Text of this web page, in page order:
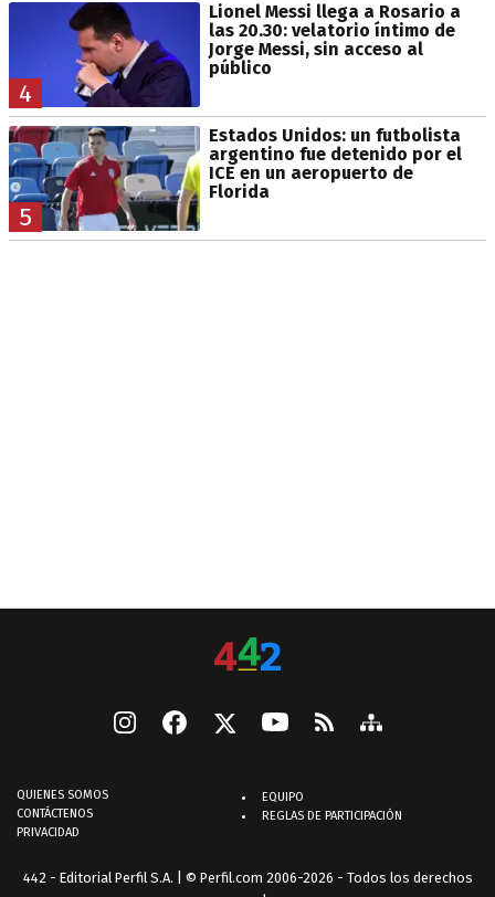
4
Lionel Messi llega a Rosario a
las 20.30: velatorio íntimo de
Jorge Messi, sin acceso al
público
5
Estados Unidos: un futbolista
argentino fue detenido por el
ICE en un aeropuerto de
Florida
QUIENES SOMOS
CONTÁCTENOS
PRIVACIDAD
EQUIPO
REGLAS DE PARTICIPACIÓN
442 - Editorial Perfil S.A. | © Perfil.com 2006-2026 - Todos los derechos